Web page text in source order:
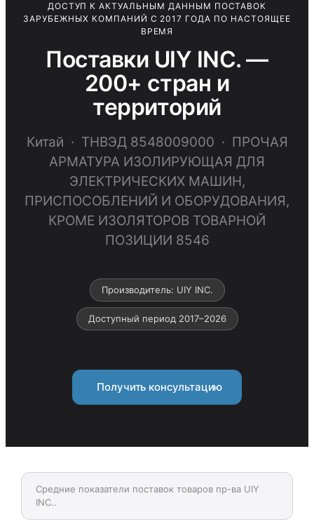
ДОСТУП К АКТУАЛЬНЫМ ДАННЫМ ПОСТАВОК
ЗАРУБЕЖНЫХ КОМПАНИЙ С 2017 ГОДА ПО НАСТОЯЩЕЕ
ВРЕМЯ
Поставки UIY INC. —
200+ стран и
территорий
Китай · ТНВЭД 8548009000 · ПРОЧАЯ
АРМАТУРА ИЗОЛИРУЮЩАЯ ДЛЯ
ЭЛЕКТРИЧЕСКИХ МАШИН,
ПРИСПОСОБЛЕНИЙ И ОБОРУДОВАНИЯ,
КРОМЕ ИЗОЛЯТОРОВ ТОВАРНОЙ
ПОЗИЦИИ 8546
Производитель: UIY INC.
Доступный период 2017–2026
Получить консультацию
Средние показатели поставок товаров пр-ва UIY
INC..